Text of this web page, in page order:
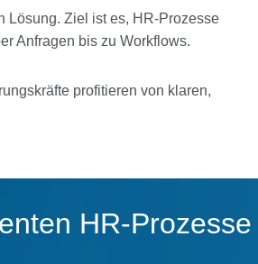
Lösung. Ziel ist es, HR-Prozesse
Anfragen bis zu Workflows.
profitieren von klaren,